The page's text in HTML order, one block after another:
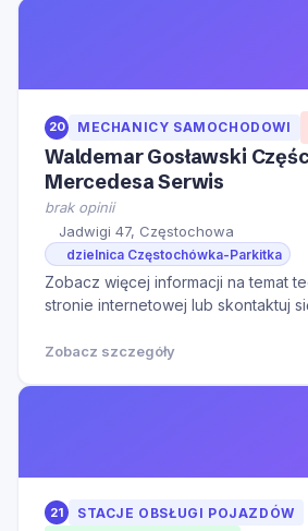
20 MECHANICY SAMOCHODOWI
Waldemar Gosławski
Mercedesa Serwis
brak opinii
Jadwigi 47, Częstochowa
dzielnica Częstochówka-Parkitka
Zobacz więcej informacji na temat
stronie internetowej lub skontaktuj
Zobacz szczegóły
21 STACJE OBSŁUGI POJAZDÓW